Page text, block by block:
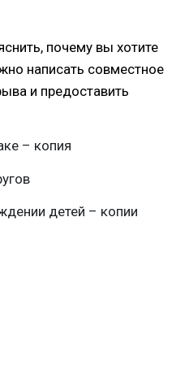
почему вы хотите
написать совместное
и предоставить
– копия
детей – копии